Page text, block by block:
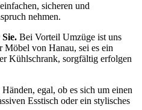
sicheren und
nehmen.
Bei Vorteil Umzüge ist uns
Möbel von Hanau, sei es ein
Kühlschrank, sorgfältig erfolgen
egal, ob es sich um einen
Esstisch oder ein stylisches